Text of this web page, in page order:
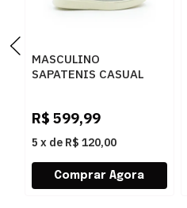
MASCULINO
SAPATENIS CASUAL
R$ 599,99
5 x de R$ 120,00